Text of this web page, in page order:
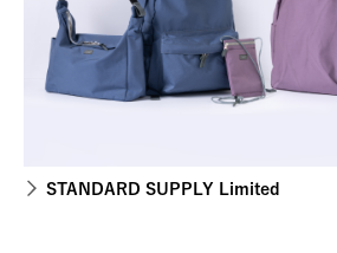
STANDARD SUPPLY Limited